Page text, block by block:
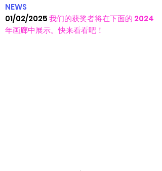
NEWS
01/02/2025我们的获奖者将在下面的 2024
年画廊中展示。快来看看吧！